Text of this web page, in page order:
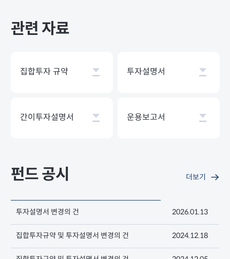
관련 자료
집합투자 규약 투자설명서
간이투자설명서 운용보고서
펀드 공시 더보기
투자설명서 변경의 건 2026.01.13
집합투자규약 및 투자설명서 변경의 건 2024.12.18